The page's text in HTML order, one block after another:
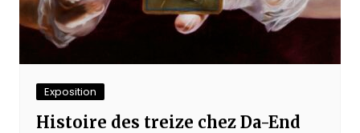
Exposition
Histoire des treize chez Da-End